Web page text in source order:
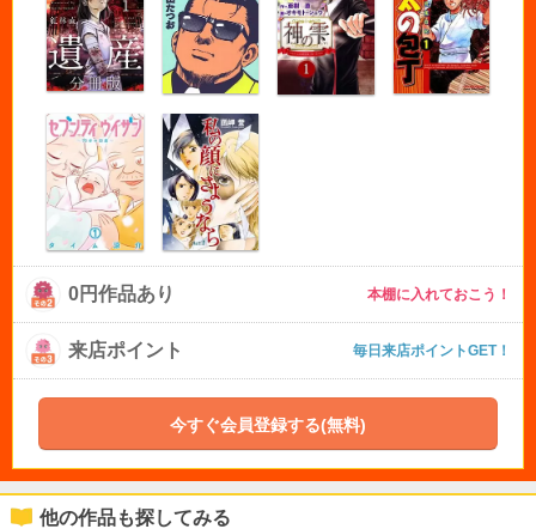
0円作品あり 本棚に入れておこう！
来店ポイント 毎日来店ポイントGET！
今すぐ会員登録する(無料)
他の作品も探してみる